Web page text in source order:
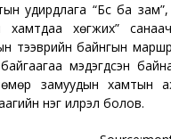
удирдлага “Бүс ба
хамтдаа хөгжих”
тээврийн байнгын
мэдэгдсэн
замуудын хамтын
нэг илрэл болов.